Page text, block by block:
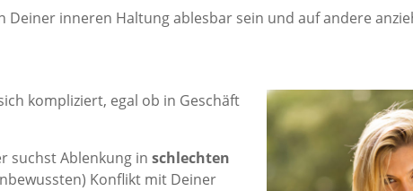
inneren Haltung ablesbar sein und auf andere
kompliziert, egal ob in Geschäft
suchst Ablenkung in schlechten
Konflikt mit Deiner